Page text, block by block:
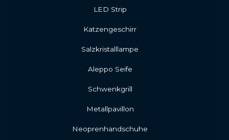
LED Strip
Katzengeschirr
Salzkristalllampe
Aleppo Seife
Schwenkgrill
Metallpavillon
Neoprenhandschuhe